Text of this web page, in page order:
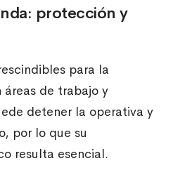
protección y
para la
áreas de trabajo y
detener la operativa y
por lo que su
resulta esencial.